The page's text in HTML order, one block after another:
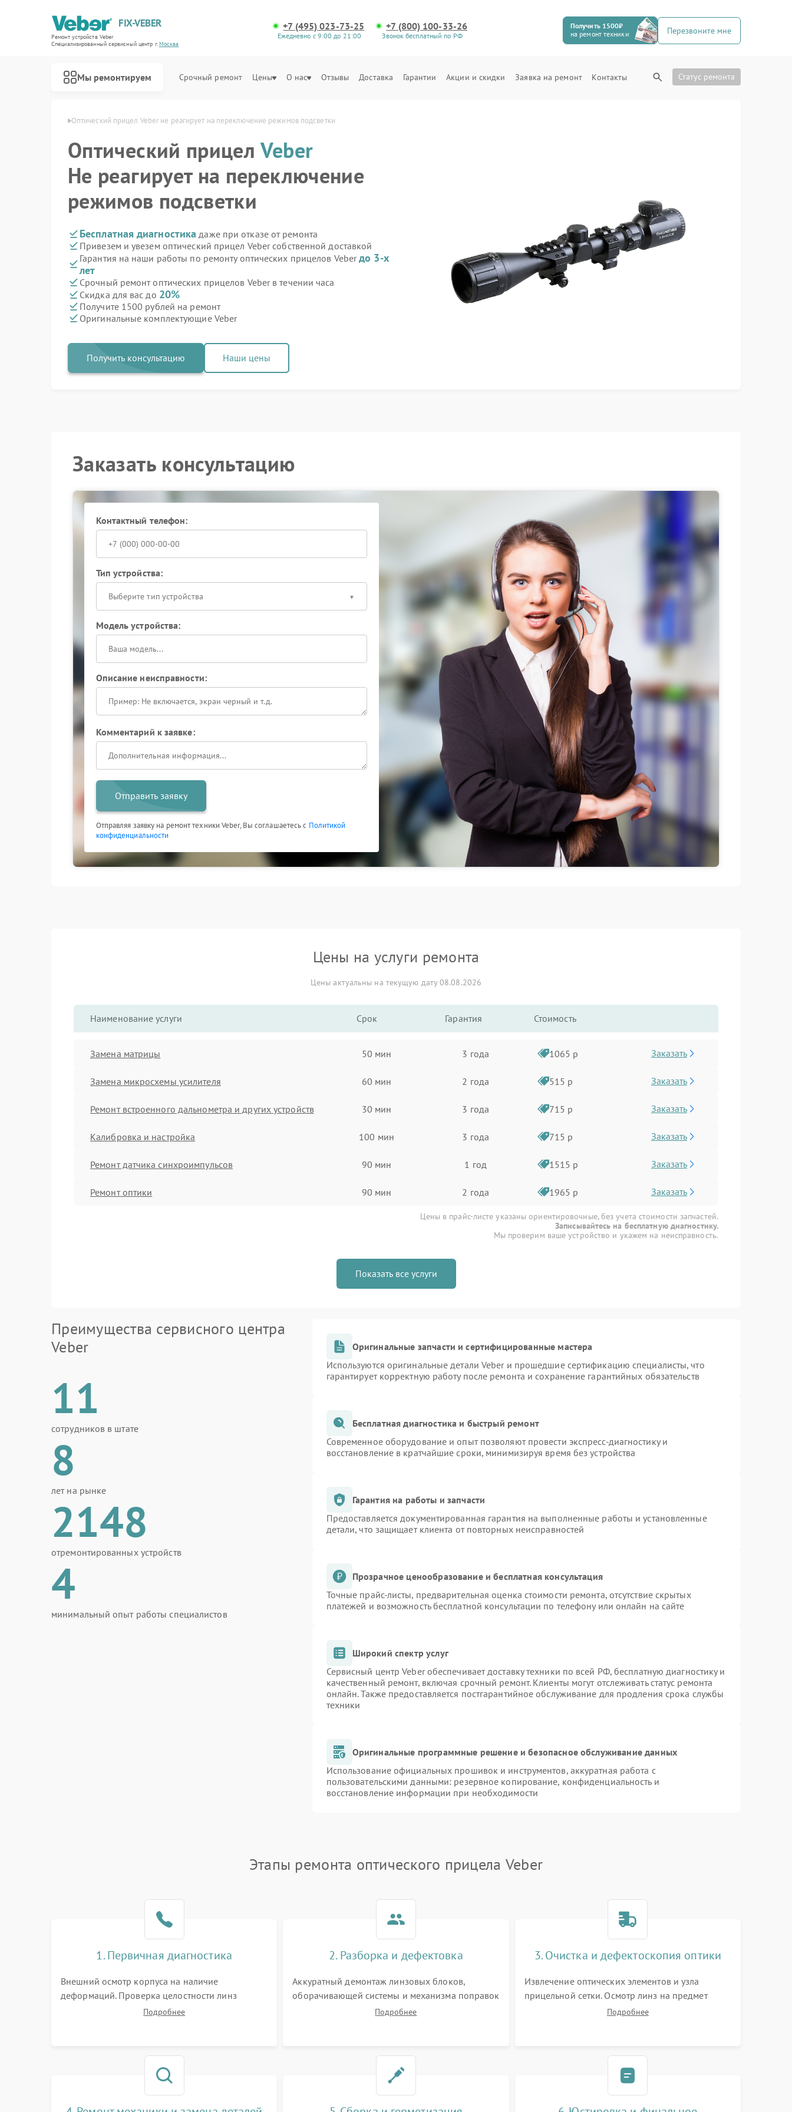
FIX-VEBER
Ремонт устройств Veber
Специализированный cервисный центр г.Москва
+7 (495) 023-73-25
Ежедневно с 9:00 до 21:00
+7 (800) 100-33-26
Звонок бесплатный по РФ
Получить 1500₽
на ремонт техники
Перезвоните мне
Мы ремонтируем Срочный ремонт Цены О нас Отзывы Доставка Гарантии Акции и скидки Заявка на ремонт Контакты Статус ремонта
Оптический прицел Veber не реагирует на переключение режимов подсветки
Оптический прицелVeber
Не реагирует на переключение
режимов подсветки
Бесплатная диагностика даже при отказе от ремонта
Привезем и увезем оптический прицел Veber собственной доставкой
Гарантия на наши работы по ремонту оптических прицелов Veberдо 3-х
лет
Срочный ремонт оптических прицелов Veber в течении часа
Скидка для вас до 20%
Получите 1500 рублей на ремонт
Оригинальные комплектующие Veber
Получить консультацию Наши цены
Заказать консультацию
Контактный телефон:
Тип устройства:
Выберите тип устройства
Модель устройства:
Описание неисправности:
Комментарий к заявке:
Отправить заявку
Отправляя заявку на ремонт техники Veber, Вы соглашаетесь с Политикой
конфиденциальности
Цены на услуги ремонта
Цены актуальны на текущую дату 08.08.2026
Наименование услуги Срок Гарантия Стоимость
Замена матрицы 50 мин 3 года 1065 р Заказать
Замена микросхемы усилителя 60 мин 2 года 515 р Заказать
Ремонт встроенного дальнометра и других устройств 30 мин 3 года 715 р Заказать
Калибровка и настройка 100 мин 3 года 715 р Заказать
Ремонт датчика синхроимпульсов 90 мин 1 год 1515 р Заказать
Ремонт оптики 90 мин 2 года 1965 р Заказать
Цены в прайс-листе указаны ориентировочные, без учета стоимости запчастей.
Записывайтесь на бесплатную диагностику.
Мы проверим ваше устройство и укажем на неисправность.
Показать все услуги
Преимущества сервисного центра
Veber
11
сотрудников в штате
8
лет на рынке
2148
отремонтированных устройств
4
минимальный опыт работы специалистов
Оригинальные запчасти и сертифицированные мастера
Используются оригинальные детали Veber и прошедшие сертификацию специалисты, что
гарантирует корректную работу после ремонта и сохранение гарантийных обязательств
Бесплатная диагностика и быстрый ремонт
Современное оборудование и опыт позволяют провести экспресс-диагностику и
восстановление в кратчайшие сроки, минимизируя время без устройства
Гарантия на работы и запчасти
Предоставляется документированная гарантия на выполненные работы и установленные
детали, что защищает клиента от повторных неисправностей
Прозрачное ценообразование и бесплатная консультация
Точные прайс-листы, предварительная оценка стоимости ремонта, отсутствие скрытых
платежей и возможность бесплатной консультации по телефону или онлайн на сайте
Широкий спектр услуг
Сервисный центр Veber обеспечивает доставку техники по всей РФ, бесплатную диагностику и
качественный ремонт, включая срочный ремонт. Клиенты могут отслеживать статус ремонта
онлайн. Также предоставляется постгарантийное обслуживание для продления срока службы
техники
Оригинальные программные решение и безопасное обслуживание данных
Использование официальных прошивок и инструментов, аккуратная работа с
пользовательскими данными: резервное копирование, конфиденциальность и
восстановление информации при необходимости
Этапы ремонта оптического прицела Veber
1. Первичная диагностика
Внешний осмотр корпуса на наличие
деформаций. Проверка целостности линз
объектива и окуляра. Тестирование работы
Подробнее
2. Разборка и дефектовка
Аккуратный демонтаж линзовых блоков,
оборачивающей системы и механизма поправок
спецключами. Осмотр внутренних резьбовых
Подробнее
3. Очистка и дефектоскопия оптики
Извлечение оптических элементов и узла
прицельной сетки. Осмотр линз на предмет
повреждения просветляющего покрытия или
Подробнее